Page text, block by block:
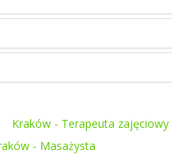
Kraków - Terapeuta zajęciowy
- Masażysta